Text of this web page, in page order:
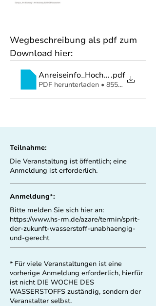
Wegbeschreibung als pdf zum
Download hier:
.pdf
PDF herunterladen • 855KB
Teilnahme:
Die Veranstaltung ist öffentlich; eine
Anmeldung ist erforderlich.
Anmeldung*:
Bitte melden Sie sich hier an:
https://www.hs-rm.de/azare/termin/sprit-
der-zukunft-wasserstoff-unabhaengig-
und-gerecht
* Für viele Veranstaltungen ist eine
vorherige Anmeldung erforderlich, hierfür
ist nicht DIE WOCHE DES
WASSERSTOFFS zuständig, sondern der
Veranstalter selbst.